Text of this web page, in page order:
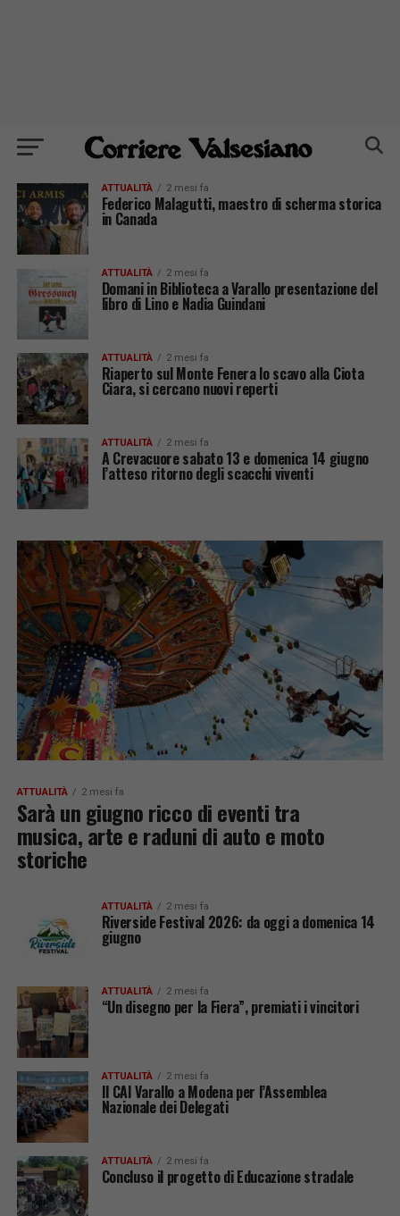
ATTUALITÀ 2 mesi fa
Federico Malagutti, maestro di scherma storica
in Canada
ATTUALITÀ 2 mesi fa
Domani in Biblioteca a Varallo presentazione del
libro di Lino e Nadia Guindani
ATTUALITÀ 2 mesi fa
Riaperto sul Monte Fenera lo scavo alla Ciota
Ciara, si cercano nuovi reperti
ATTUALITÀ 2 mesi fa
A Crevacuore sabato 13 e domenica 14 giugno
l’atteso ritorno degli scacchi viventi
ATTUALITÀ 2 mesi fa
Sarà un giugno ricco di eventi tra
musica, arte e raduni di auto e moto
storiche
ATTUALITÀ 2 mesi fa
Riverside Festival 2026: da oggi a domenica 14
giugno
ATTUALITÀ 2 mesi fa
“Un disegno per la Fiera”, premiati i vincitori
ATTUALITÀ 2 mesi fa
Il CAI Varallo a Modena per l’Assemblea
Nazionale dei Delegati
ATTUALITÀ 2 mesi fa
Concluso il progetto di Educazione stradale